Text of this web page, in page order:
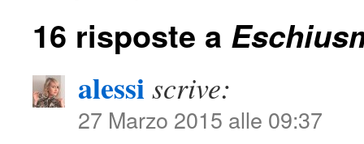
16 risposte a
alessiscrive:
27 Marzo 2015 alle 09:37